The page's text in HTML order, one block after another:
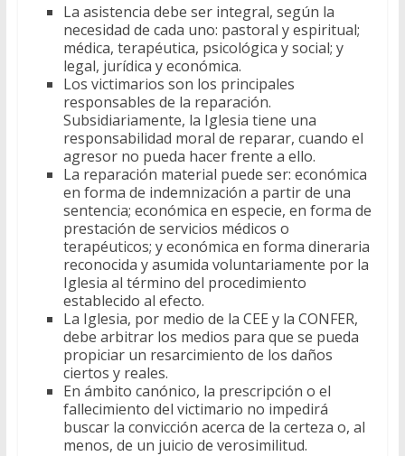
La asistencia debe ser integral, según la
necesidad de cada uno: pastoral y espiritual;
médica, terapéutica, psicológica y social; y
legal, jurídica y económica.
Los victimarios son los principales
responsables de la reparación.
Subsidiariamente, la Iglesia tiene una
responsabilidad moral de reparar, cuando el
agresor no pueda hacer frente a ello.
La reparación material puede ser: económica
en forma de indemnización a partir de una
sentencia; económica en especie, en forma de
prestación de servicios médicos o
terapéuticos; y económica en forma dineraria
reconocida y asumida voluntariamente por la
Iglesia al término del procedimiento
establecido al efecto.
La Iglesia, por medio de la CEE y la CONFER,
debe arbitrar los medios para que se pueda
propiciar un resarcimiento de los daños
ciertos y reales.
En ámbito canónico, la prescripción o el
fallecimiento del victimario no impedirá
buscar la convicción acerca de la certeza o, al
menos, de un juicio de verosimilitud.